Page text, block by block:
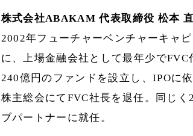
株式会社ABAKAM 代表取締役 松本
2002年フューチャーベンチャーキャ
に、上場金融会社として最年少で
240億円のファンドを設立し、IPOに
株主総会にてFVC社長を退任。同じ
ブパートナーに就任。